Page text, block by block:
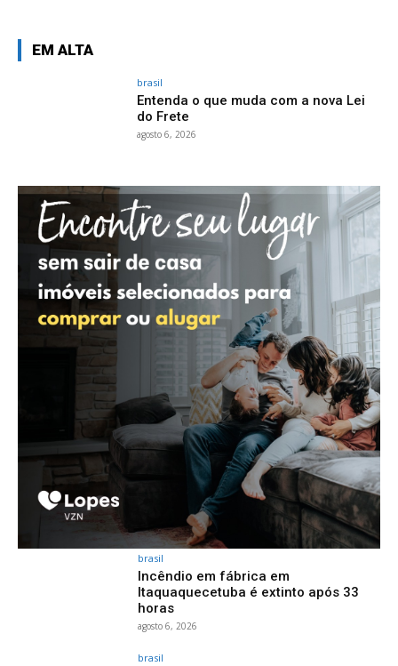
EM ALTA
brasil
Entenda o que muda com a nova Lei
do Frete
agosto 6, 2026
brasil
Incêndio em fábrica em
Itaquaquecetuba é extinto após 33
horas
agosto 6, 2026
brasil